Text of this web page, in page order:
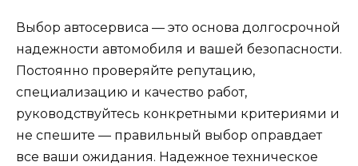
Выбор автосервиса — это основа долгосрочной
надежности автомобиля и вашей безопасности.
Постоянно проверяйте репутацию,
специализацию и качество работ,
руководствуйтесь конкретными критериями и
не спешите — правильный выбор оправдает
все ваши ожидания. Надежное техническое